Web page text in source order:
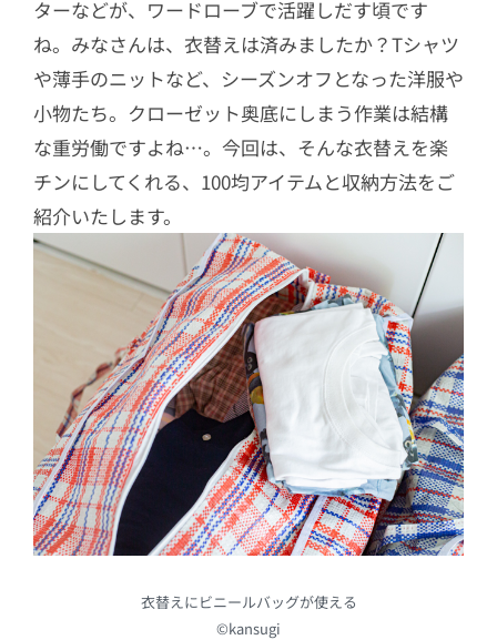
ターなどが、ワードローブで活躍しだす頃です
ね。みなさんは、衣替えは済みましたか？Tシャツ
や薄手のニットなど、シーズンオフとなった洋服や
小物たち。クローゼット奥底にしまう作業は結構
な重労働ですよね…。今回は、そんな衣替えを楽
チンにしてくれる、100均アイテムと収納方法をご
紹介いたします。
衣替えにビニールバッグが使える
©kansugi